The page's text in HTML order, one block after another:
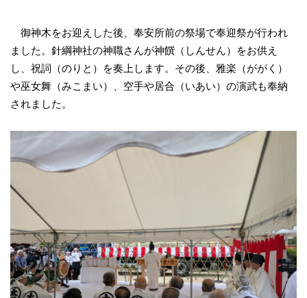
御神木をお迎えした後、奉安所前の祭場で奉迎祭が行われ
ました。針綱神社の神職さんが神饌（しんせん）をお供え
し、祝詞（のりと）を奏上します。その後、雅楽（ががく）
や巫女舞（みこまい）、空手や居合（いあい）の演武も奉納
されました。